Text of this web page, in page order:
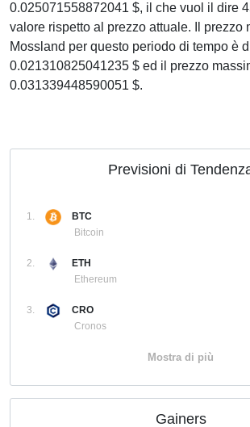
0.025071558872041 $, il che vuol il dire
valore rispetto al prezzo attuale. Il prezzo
Mossland per questo periodo di tempo è
0.021310825041235 $ ed il prezzo
0.031339448590051 $.
Previsioni di
1.
BTC
Bitcoin
2.
ETH
Ethereum
3.
CRO
Cronos
Mostra di più
Gainers